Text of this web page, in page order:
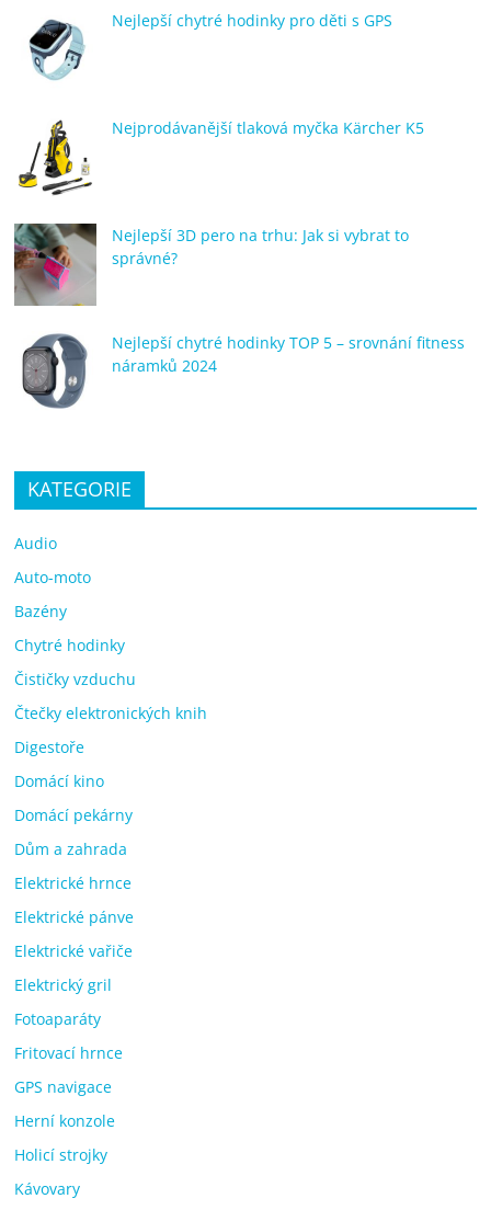
Nejlepší chytré hodinky pro děti s GPS
Nejprodávanější tlaková myčka Kärcher K5
Nejlepší 3D pero na trhu: Jak si vybrat to
správné?
Nejlepší chytré hodinky TOP 5 – srovnání fitness
náramků 2024
KATEGORIE
Audio
Auto-moto
Bazény
Chytré hodinky
Čističky vzduchu
Čtečky elektronických knih
Digestoře
Domácí kino
Domácí pekárny
Dům a zahrada
Elektrické hrnce
Elektrické pánve
Elektrické vařiče
Elektrický gril
Fotoaparáty
Fritovací hrnce
GPS navigace
Herní konzole
Holicí strojky
Kávovary